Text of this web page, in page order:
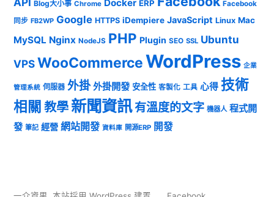
Blog大小事 Chrome Docker ERP
Facebook
同步 FB2WP Google HTTPS iDempiere JavaScript Linux Mac
MySQL Nginx NodeJS PHP Plugin SEO SSL Ubuntu
VPSWooCommerceWordPress 企業
管理系統 伺服器 外掛 外掛開發 安全性 客製化 工具 心得 技術
相關 教學 新聞資訊有溫度的文字 機器人 程式開
發 筆記 經營 網站開發 資料庫 開源ERP 開發